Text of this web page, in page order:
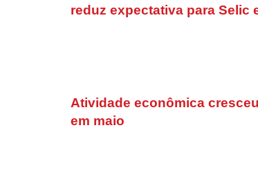
reduz expectativa para Selic
Atividade econômica
em maio